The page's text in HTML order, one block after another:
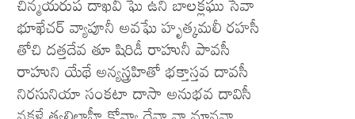
భూఖేచర్ వ్యాపూనీ అవఘే హృత్కమలీ రహసీ
తోచి దత్తదేవ తూ షిరిడీ రాహునీ పావసీ
రాహుని యేథే అన్యస్త్రహితో భక్తాస్తవ దావసీ
నిరసునియా సంకటా దాసా అనుభవ దావిసీ